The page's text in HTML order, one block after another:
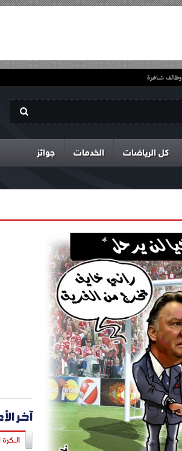
وظائف شاغرة
كل الرياضات الخدمات جوائز
آخر
الـكرة